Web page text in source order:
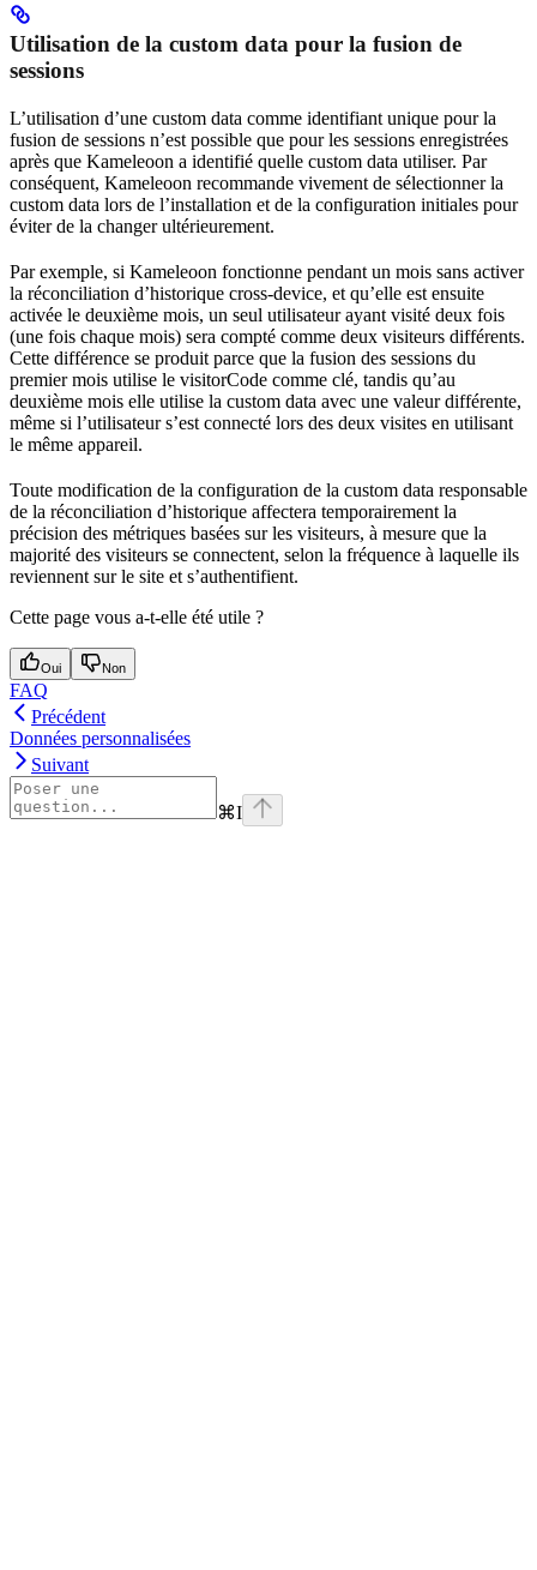
Utilisation de la custom data pour la fusion de
sessions
L’utilisation d’une custom data comme identifiant unique pour la
fusion de sessions n’est possible que pour les sessions enregistrées
après que Kameleoon a identifié quelle custom data utiliser. Par
conséquent, Kameleoon recommande vivement de sélectionner la
custom data lors de l’installation et de la configuration initiales pour
éviter de la changer ultérieurement.
Par exemple, si Kameleoon fonctionne pendant un mois sans activer
la réconciliation d’historique cross-device, et qu’elle est ensuite
activée le deuxième mois, un seul utilisateur ayant visité deux fois
(une fois chaque mois) sera compté comme deux visiteurs différents.
Cette différence se produit parce que la fusion des sessions du
premier mois utilise le visitorCode comme clé, tandis qu’au
deuxième mois elle utilise la custom data avec une valeur différente,
même si l’utilisateur s’est connecté lors des deux visites en utilisant
le même appareil.
Toute modification de la configuration de la custom data responsable
de la réconciliation d’historique affectera temporairement la
précision des métriques basées sur les visiteurs, à mesure que la
majorité des visiteurs se connectent, selon la fréquence à laquelle ils
reviennent sur le site et s’authentifient.
Cette page vous a-t-elle été utile ?
Oui Non
FAQ
Précédent
Données personnalisées
Suivant
⌘I